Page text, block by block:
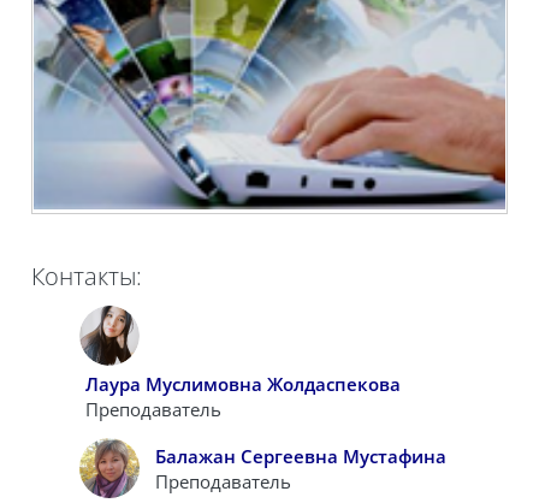
Контакты:
Лаура Муслимовна Жолдаспекова
Преподаватель
Балажан Сергеевна Мустафина
Преподаватель